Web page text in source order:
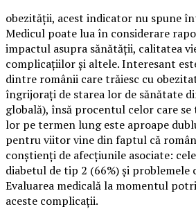
obezității, acest indicator nu spune
Medicul poate lua în considerare
impactul asupra sănătății, calitatea
complicațiilor și altele. Interesant
dintre românii care trăiesc cu
îngrijorați de starea lor de sănătate
globală), însă procentul celor care
lor pe termen lung este aproape
pentru viitor vine din faptul că
conștienți de afecțiunile asociate:
diabetul de tip 2 (66%) și problemele
Evaluarea medicală la momentul
aceste complicații.